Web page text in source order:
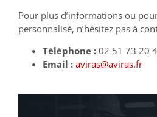
Pour plus d’informations ou
personnalisé, n’hésitez pas à
Téléphone : 02 51 73 20
Email : aviras@aviras.fr